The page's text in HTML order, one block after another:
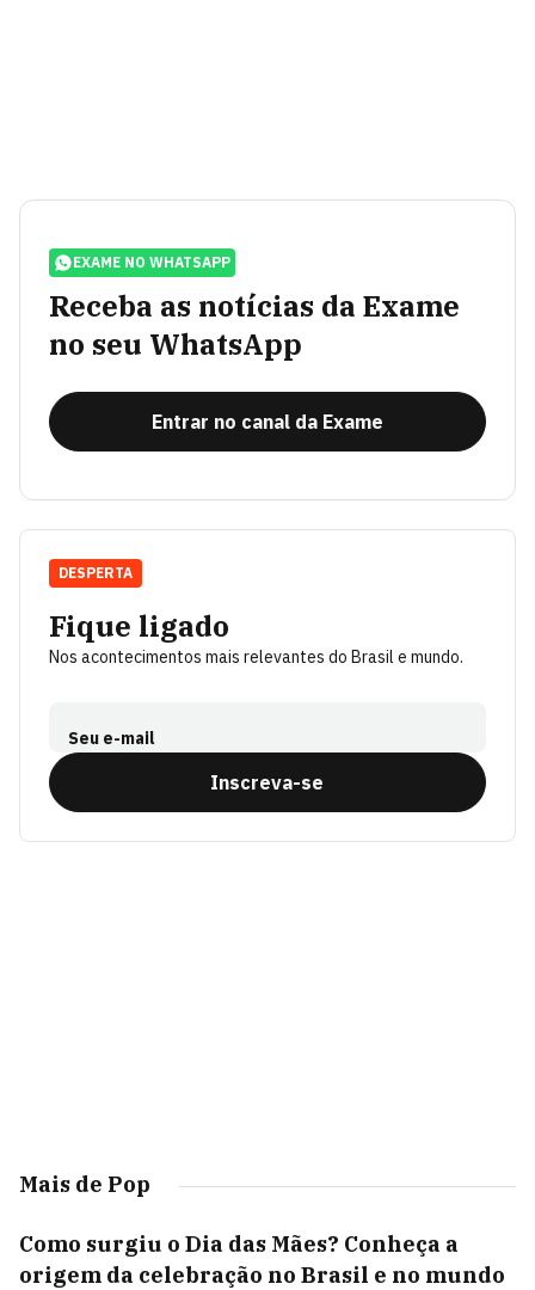
EXAME NO WHATSAPP
Receba as notícias da Exame
no seu WhatsApp
Entrar no canal da Exame
Fique ligado
Nos acontecimentos mais relevantes do Brasil e mundo.
Seu e-mail
Inscreva-se
DESPERTA
Mais de Pop
Como surgiu o Dia das Mães? Conheça a
origem da celebração no Brasil e no mundo